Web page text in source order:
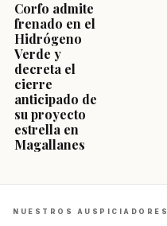
Corfo admite
frenado en el
Hidrógeno
Verde y
decreta el
cierre
anticipado de
su proyecto
estrella en
Magallanes
NUESTROS AUSPICIADORES